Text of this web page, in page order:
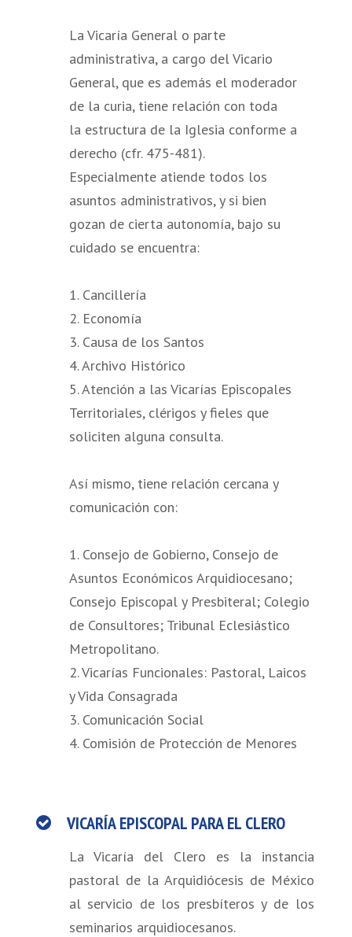
La Vicaría General o parte
administrativa, a cargo del Vicario
General, que es además el moderador
de la curia, tiene relación con toda
la estructura de la Iglesia conforme a
derecho (cfr. 475-481).
Especialmente atiende todos los
asuntos administrativos, y si bien
gozan de cierta autonomía, bajo su
cuidado se encuentra:
1. Cancillería
2. Economía
3. Causa de los Santos
4. Archivo Histórico
5. Atención a las Vicarías Episcopales
Territoriales, clérigos y fieles que
soliciten alguna consulta.
Así mismo, tiene relación cercana y
comunicación con:
1. Consejo de Gobierno, Consejo de
Asuntos Económicos Arquidiocesano;
Consejo Episcopal y Presbiteral; Colegio
de Consultores; Tribunal Eclesiástico
Metropolitano.
2. Vicarías Funcionales: Pastoral, Laicos
y Vida Consagrada
3. Comunicación Social
4. Comisión de Protección de Menores
VICARÍA EPISCOPAL PARA EL CLERO
La Vicaría del Clero es la instancia
pastoral de la Arquidiócesis de México
al servicio de los presbíteros y de los
seminarios arquidiocesanos.